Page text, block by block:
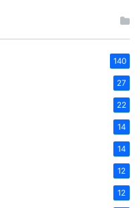
140
27
22
14
14
12
12